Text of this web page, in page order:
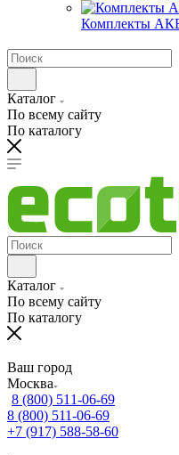
Комплекты
Каталог
По всему сайту
По каталогу
Каталог
По всему сайту
По каталогу
Ваш город
Москва
8 (800) 511-06-69
8 (800) 511-06-69
+7 (917) 588-58-60